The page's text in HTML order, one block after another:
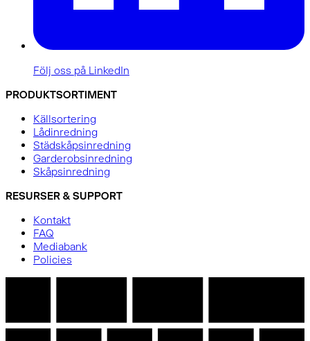
Följ oss på LinkedIn
PRODUKTSORTIMENT
Källsortering
Lådinredning
Städskåpsinredning
Garderobsinredning
Skåpsinredning
RESURSER & SUPPORT
Kontakt
FAQ
Mediabank
Policies